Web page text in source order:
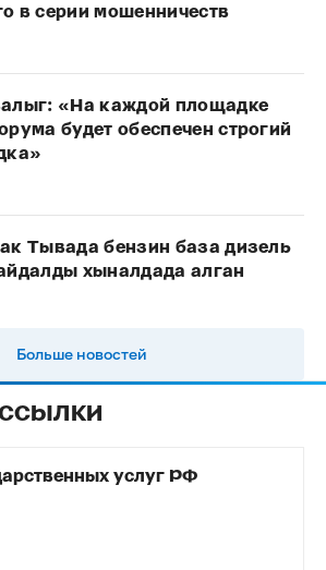
в серии мошенничеств
«На каждой площадке
будет обеспечен строгий
Тывада бензин база дизель
хыналдада алган
Больше новостей
услуг РФ